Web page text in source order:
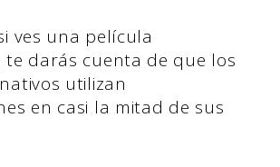
ves una película
te darás cuenta de que los
utilizan
en casi la mitad de sus